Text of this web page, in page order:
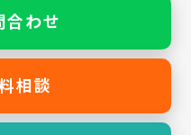
合わせ
相談